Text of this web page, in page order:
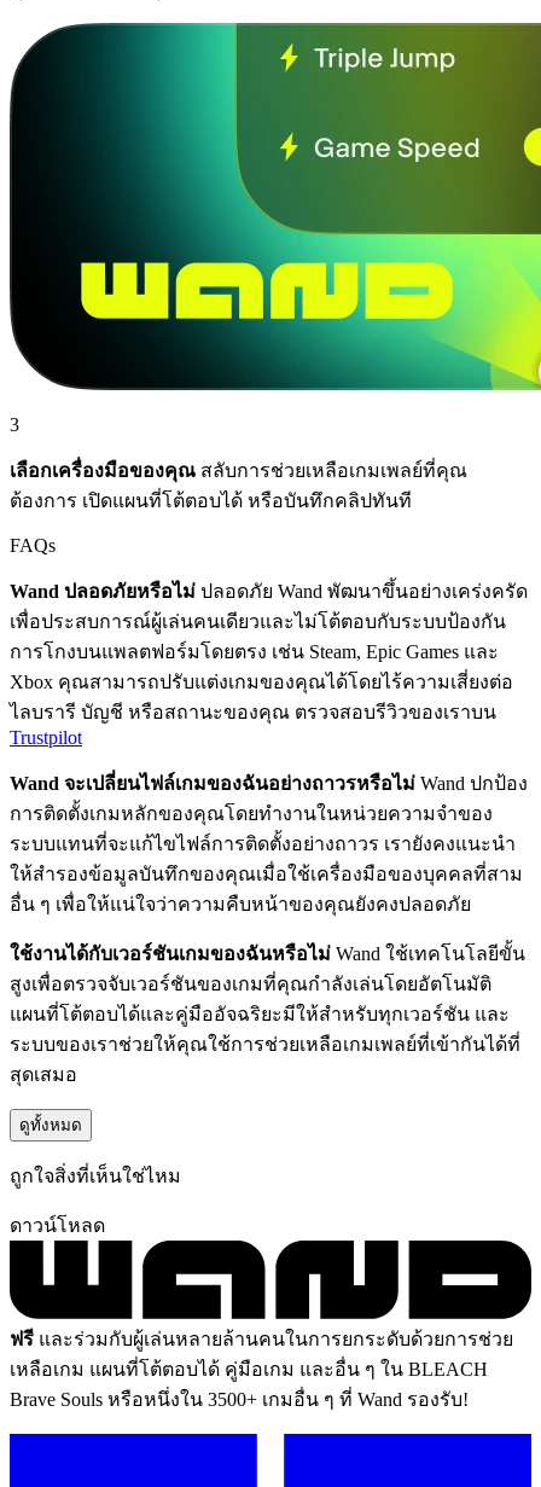
3
เลือกเครื่องมือของคุณ สลับการช่วยเหลือเกมเพลย์ที่คุณ
ต้องการ เปิดแผนที่โต้ตอบได้ หรือบันทึกคลิปทันที
FAQs
Wand ปลอดภัยหรือไม่ ปลอดภัย Wand พัฒนาขึ้นอย่างเคร่งครัด
เพื่อประสบการณ์ผู้เล่นคนเดียวและไม่โต้ตอบกับระบบป้องกัน
การโกงบนแพลตฟอร์มโดยตรง เช่น Steam, Epic Games และ
Xbox คุณสามารถปรับแต่งเกมของคุณได้โดยไร้ความเสี่ยงต่อ
ไลบรารี บัญชี หรือสถานะของคุณ ตรวจสอบรีวิวของเราบน
Trustpilot
Wand จะเปลี่ยนไฟล์เกมของฉันอย่างถาวรหรือไม่ Wand ปกป้อง
การติดตั้งเกมหลักของคุณโดยทำงานในหน่วยความจำของ
ระบบแทนที่จะแก้ไขไฟล์การติดตั้งอย่างถาวร เรายังคงแนะนำ
ให้สำรองข้อมูลบันทึกของคุณเมื่อใช้เครื่องมือของบุคคลที่สาม
อื่น ๆ เพื่อให้แน่ใจว่าความคืบหน้าของคุณยังคงปลอดภัย
ใช้งานได้กับเวอร์ชันเกมของฉันหรือไม่ Wand ใช้เทคโนโลยีขั้น
สูงเพื่อตรวจจับเวอร์ชันของเกมที่คุณกำลังเล่นโดยอัตโนมัติ
แผนที่โต้ตอบได้และคู่มืออัจฉริยะมีให้สำหรับทุกเวอร์ชัน และ
ระบบของเราช่วยให้คุณใช้การช่วยเหลือเกมเพลย์ที่เข้ากันได้ที่
สุดเสมอ
ดูทั้งหมด
ถูกใจสิ่งที่เห็นใช่ไหม
ดาวน์โหลด
ฟรี และร่วมกับผู้เล่นหลายล้านคนในการยกระดับด้วยการช่วย
เหลือเกม แผนที่โต้ตอบได้ คู่มือเกม และอื่น ๆ ใน BLEACH
Brave Souls หรือหนึ่งใน 3500+ เกมอื่น ๆ ที่ Wand รองรับ!